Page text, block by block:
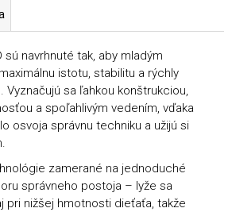
sú navrhnuté tak, aby mladým
istotu, stabilitu a rýchly
Vyznačujú sa ľahkou konštrukciou,
a spoľahlivým vedením, vďaka
osvoja správnu techniku a užijú si
zamerané na jednoduché
správneho postoja – lyže sa
pri nižšej hmotnosti dieťaťa, takže